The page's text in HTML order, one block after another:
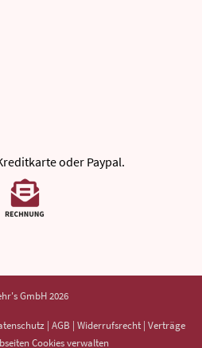
oder Paypal.
GmbH 2026
| AGB | Widerrufsrecht | Verträge
Cookies verwalten